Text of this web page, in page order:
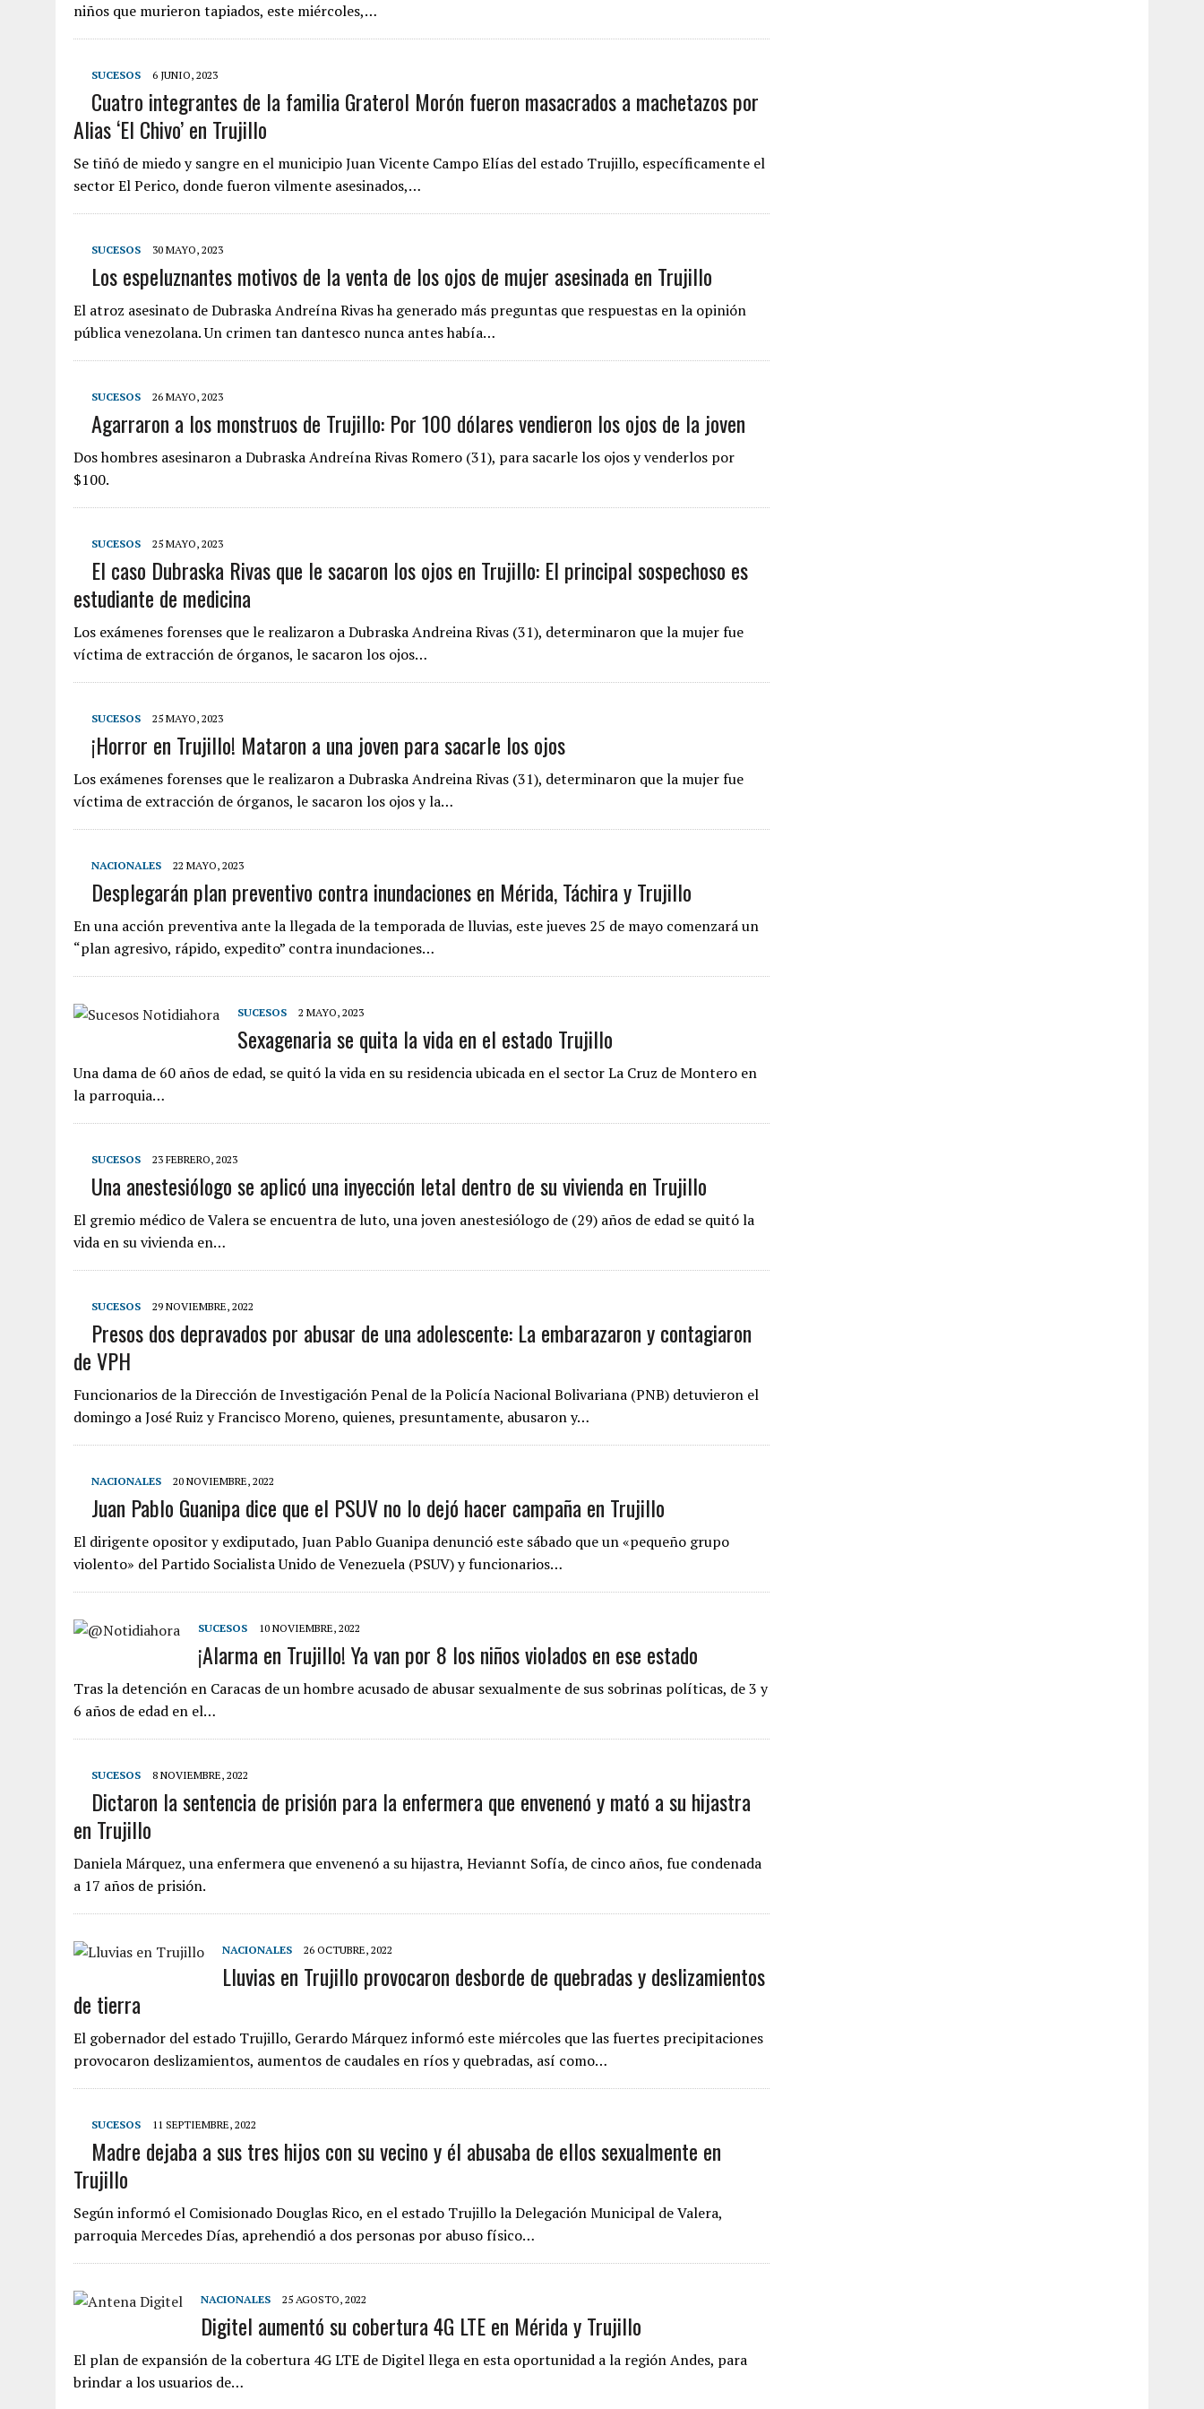
niños que murieron tapiados, este miércoles,…
SUCESOS 6 JUNIO, 2023
Cuatro integrantes de la familia Graterol Morón fueron masacrados a machetazos por
Alias ‘El Chivo’ en Trujillo
Se tiñó de miedo y sangre en el municipio Juan Vicente Campo Elías del estado Trujillo, específicamente el
sector El Perico, donde fueron vilmente asesinados,…
SUCESOS 30 MAYO, 2023
Los espeluznantes motivos de la venta de los ojos de mujer asesinada en Trujillo
El atroz asesinato de Dubraska Andreína Rivas ha generado más preguntas que respuestas en la opinión
pública venezolana. Un crimen tan dantesco nunca antes había…
SUCESOS 26 MAYO, 2023
Agarraron a los monstruos de Trujillo: Por 100 dólares vendieron los ojos de la joven
Dos hombres asesinaron a Dubraska Andreína Rivas Romero (31), para sacarle los ojos y venderlos por
$100.
SUCESOS 25 MAYO, 2023
El caso Dubraska Rivas que le sacaron los ojos en Trujillo: El principal sospechoso es
estudiante de medicina
Los exámenes forenses que le realizaron a Dubraska Andreina Rivas (31), determinaron que la mujer fue
víctima de extracción de órganos, le sacaron los ojos…
SUCESOS 25 MAYO, 2023
¡Horror en Trujillo! Mataron a una joven para sacarle los ojos
Los exámenes forenses que le realizaron a Dubraska Andreina Rivas (31), determinaron que la mujer fue
víctima de extracción de órganos, le sacaron los ojos y la…
NACIONALES 22 MAYO, 2023
Desplegarán plan preventivo contra inundaciones en Mérida, Táchira y Trujillo
En una acción preventiva ante la llegada de la temporada de lluvias, este jueves 25 de mayo comenzará un
“plan agresivo, rápido, expedito” contra inundaciones…
SUCESOS 2 MAYO, 2023
Sexagenaria se quita la vida en el estado Trujillo
Una dama de 60 años de edad, se quitó la vida en su residencia ubicada en el sector La Cruz de Montero en
la parroquia…
SUCESOS 23 FEBRERO, 2023
Una anestesiólogo se aplicó una inyección letal dentro de su vivienda en Trujillo
El gremio médico de Valera se encuentra de luto, una joven anestesiólogo de (29) años de edad se quitó la
vida en su vivienda en…
SUCESOS 29 NOVIEMBRE, 2022
Presos dos depravados por abusar de una adolescente: La embarazaron y contagiaron
de VPH
Funcionarios de la Dirección de Investigación Penal de la Policía Nacional Bolivariana (PNB) detuvieron el
domingo a José Ruiz y Francisco Moreno, quienes, presuntamente, abusaron y…
NACIONALES 20 NOVIEMBRE, 2022
Juan Pablo Guanipa dice que el PSUV no lo dejó hacer campaña en Trujillo
El dirigente opositor y exdiputado, Juan Pablo Guanipa denunció este sábado que un «pequeño grupo
violento» del Partido Socialista Unido de Venezuela (PSUV) y funcionarios…
SUCESOS 10 NOVIEMBRE, 2022
¡Alarma en Trujillo! Ya van por 8 los niños violados en ese estado
Tras la detención en Caracas de un hombre acusado de abusar sexualmente de sus sobrinas políticas, de 3 y
6 años de edad en el…
SUCESOS 8 NOVIEMBRE, 2022
Dictaron la sentencia de prisión para la enfermera que envenenó y mató a su hijastra
en Trujillo
Daniela Márquez, una enfermera que envenenó a su hijastra, Heviannt Sofía, de cinco años, fue condenada
a 17 años de prisión.
NACIONALES 26 OCTUBRE, 2022
Lluvias en Trujillo provocaron desborde de quebradas y deslizamientos
de tierra
El gobernador del estado Trujillo, Gerardo Márquez informó este miércoles que las fuertes precipitaciones
provocaron deslizamientos, aumentos de caudales en ríos y quebradas, así como…
SUCESOS 11 SEPTIEMBRE, 2022
Madre dejaba a sus tres hijos con su vecino y él abusaba de ellos sexualmente en
Trujillo
Según informó el Comisionado Douglas Rico, en el estado Trujillo la Delegación Municipal de Valera,
parroquia Mercedes Días, aprehendió a dos personas por abuso físico…
NACIONALES 25 AGOSTO, 2022
Digitel aumentó su cobertura 4G LTE en Mérida y Trujillo
El plan de expansión de la cobertura 4G LTE de Digitel llega en esta oportunidad a la región Andes, para
brindar a los usuarios de…